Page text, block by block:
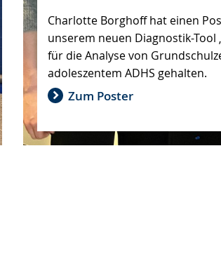
)
Charlotte Borghoff hat einen
unserem neuen Diagnostik-Tool
für die Analyse von
adoleszentem ADHS gehalten.
Zum Poster
Leichten
Sprache
wechseln.
Audio-
Unterstützung.
Video
in
Deutscher
Gebärdensprache
wird